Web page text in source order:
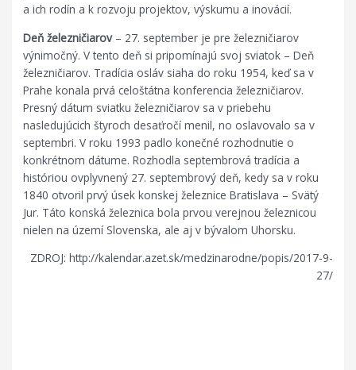
a ich rodín a k rozvoju projektov, výskumu a inovácií.
Deň železničiarov– 27. september je pre železničiarov
výnimočný. V tento deň si pripomínajú svoj sviatok – Deň
železničiarov. Tradícia osláv siaha do roku 1954, keď sa v
Prahe konala prvá celoštátna konferencia železničiarov.
Presný dátum sviatku železničiarov sa v priebehu
nasledujúcich štyroch desaťročí menil, no oslavovalo sa v
septembri. V roku 1993 padlo konečné rozhodnutie o
konkrétnom dátume. Rozhodla septembrová tradícia a
históriou ovplyvnený 27. septembrový deň, kedy sa v roku
1840 otvoril prvý úsek konskej železnice Bratislava – Svätý
Jur. Táto konská železnica bola prvou verejnou železnicou
nielen na území Slovenska, ale aj v bývalom Uhorsku.
ZDROJ: http://kalendar.azet.sk/medzinarodne/popis/2017-9-
27/